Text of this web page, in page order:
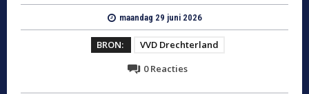
maandag 29 juni 2026
BRON:
VVD Drechterland
0Reacties